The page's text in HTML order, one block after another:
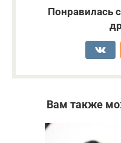
Понравилась
Вам также